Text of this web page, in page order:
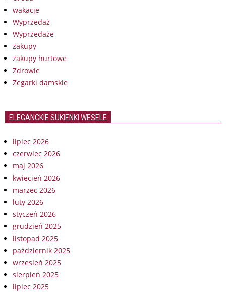
wakacje
Wyprzedaż
Wyprzedaże
zakupy
zakupy hurtowe
Zdrowie
Zegarki damskie
ELEGANCKIE SUKIENKI WESELE
lipiec 2026
czerwiec 2026
maj 2026
kwiecień 2026
marzec 2026
luty 2026
styczeń 2026
grudzień 2025
listopad 2025
październik 2025
wrzesień 2025
sierpień 2025
lipiec 2025